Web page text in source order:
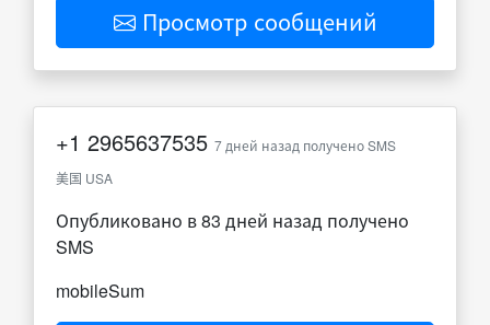
Просмотр сообщений
+1 2965637535 7 дней назад получено SMS
美国 USA
Опубликовано в 83 дней назад получено
SMS
mobileSum